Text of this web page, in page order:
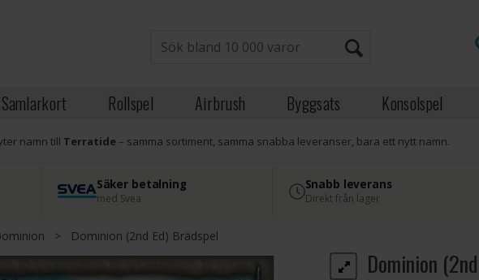
Samlarkort Rollspel Airbrush Byggsats Konsolspel
namn till Terratide– samma sortiment, samma snabba leveranser, bara ett nytt namn.
Säker betalning
med Svea
Snabb leverans
Direkt från lager
> Dominion (2nd Ed) Brädspel
Dominion